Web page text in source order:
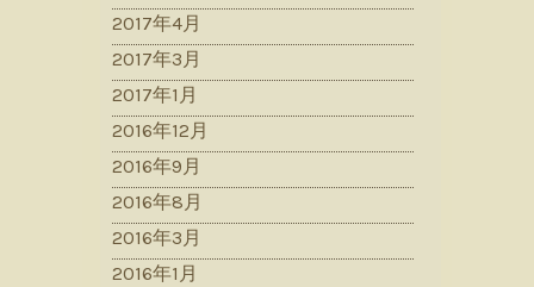
2017年4月
2017年3月
2017年1月
2016年12月
2016年9月
2016年8月
2016年3月
2016年1月